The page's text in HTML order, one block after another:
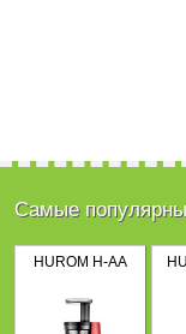
Самые
HUROM H-AA